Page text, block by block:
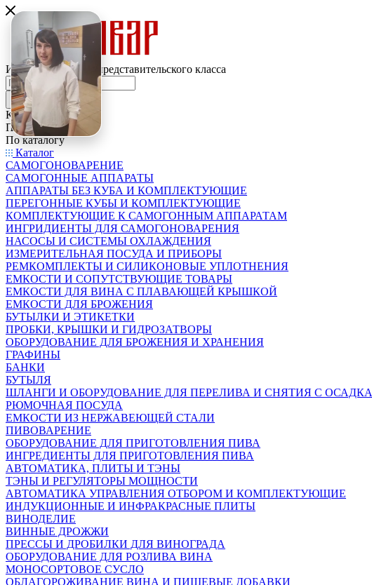
Интернет-магазин представительского класса
Каталог
По всему сайту
По каталогу
Каталог
САМОГОНОВАРЕНИЕ
САМОГОННЫЕ АППАРАТЫ
АППАРАТЫ БЕЗ КУБА И КОМПЛЕКТУЮЩИЕ
ПЕРЕГОННЫЕ КУБЫ И КОМПЛЕКТУЮЩИЕ
КОМПЛЕКТУЮЩИЕ К САМОГОННЫМ АППАРАТАМ
ИНГРИДИЕНТЫ ДЛЯ САМОГОНОВАРЕНИЯ
НАСОСЫ И СИСТЕМЫ ОХЛАЖДЕНИЯ
ИЗМЕРИТЕЛЬНАЯ ПОСУДА И ПРИБОРЫ
РЕМКОМПЛЕКТЫ И СИЛИКОНОВЫЕ УПЛОТНЕНИЯ
ЕМКОСТИ И СОПУТСТВУЮЩИЕ ТОВАРЫ
ЕМКОСТИ ДЛЯ ВИНА С ПЛАВАЮЩЕЙ КРЫШКОЙ
ЕМКОСТИ ДЛЯ БРОЖЕНИЯ
БУТЫЛКИ И ЭТИКЕТКИ
ПРОБКИ, КРЫШКИ И ГИДРОЗАТВОРЫ
ОБОРУДОВАНИЕ ДЛЯ БРОЖЕНИЯ И ХРАНЕНИЯ
ГРАФИНЫ
БАНКИ
БУТЫЛЯ
ШЛАНГИ И ОБОРУДОВАНИЕ ДЛЯ ПЕРЕЛИВА И СНЯТИЯ С ОСАДКА
РЮМОЧНАЯ ПОСУДА
ЕМКОСТИ ИЗ НЕРЖАВЕЮЩЕЙ СТАЛИ
ПИВОВАРЕНИЕ
ОБОРУДОВАНИЕ ДЛЯ ПРИГОТОВЛЕНИЯ ПИВА
ИНГPЕДИЕНТЫ ДЛЯ ПРИГОТОВЛЕНИЯ ПИВА
АВТОМАТИКА, ПЛИТЫ И ТЭНЫ
ТЭНЫ И РЕГУЛЯТОРЫ МОЩНОСТИ
АВТОМАТИКА УПРАВЛЕНИЯ ОТБОРОМ И КОМПЛЕКТУЮЩИЕ
ИНДУКЦИОННЫЕ И ИНФРАКРАСНЫЕ ПЛИТЫ
ВИНОДЕЛИЕ
ВИННЫЕ ДРОЖЖИ
ПРЕССЫ И ДРОБИЛКИ ДЛЯ ВИНОГРАДА
ОБОРУДОВАНИЕ ДЛЯ РОЗЛИВА ВИНА
МОНОСОРТОВОЕ СУСЛО
ОБЛАГОРОЖИВАНИЕ ВИНА И ПИЩЕВЫЕ ДОБАВКИ